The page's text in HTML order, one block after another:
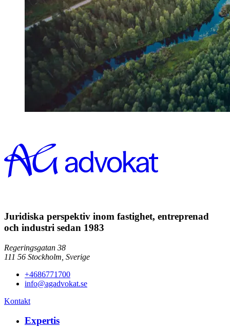
Juridiska perspektiv inom fastighet, entreprenad
och industri sedan 1983
Regeringsgatan 38
111 56 Stockholm, Sverige
+4686771700
info@agadvokat.se
Kontakt
Expertis